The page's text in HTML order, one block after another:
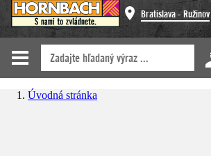
Bratislava - Ružinov
Úvodná stránka